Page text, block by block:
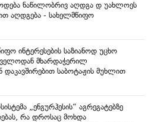
ნაწილობრივ აღდგა დ უახლოეს
აღდგება - სახელმწიფო
ინტერესების საზიანოდ უცხო
მხარდაჭერილ
დაკავშირებით საბოტაჟის მუხლით
„ენგურჰესის“ აგრეგატებზე
რა დროსაც მოხდა